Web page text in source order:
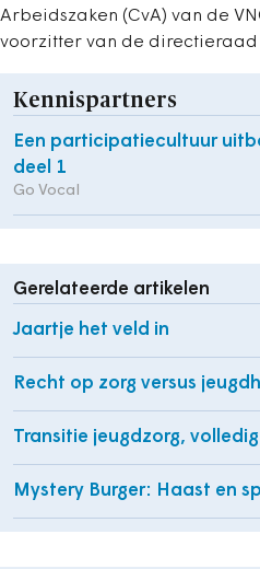
Arbeidszaken (CvA) van de
voorzitter van de directieraad
Kennispartners
Een participatiecultuur
deel 1
Go Vocal
Gerelateerde artikelen
Jaartje het veld in
Recht op zorg versus
Transitie jeugdzorg,
Mystery Burger: Haast en